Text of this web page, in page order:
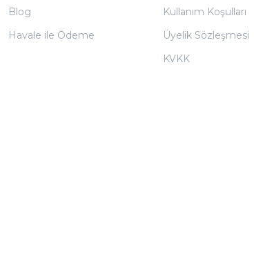
Blog
Havale ile Ödeme
Kullanım Koşulları
Üyelik Sözleşmesi
KVKK